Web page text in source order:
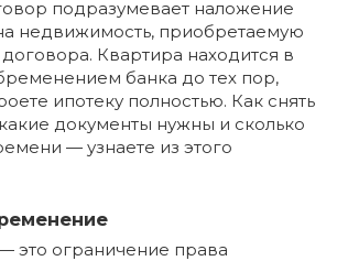
подразумевает наложение
недвижимость, приобретаемую
Квартира находится в
банка до тех пор,
ипотеку полностью. Как снять
документы нужны и сколько
— узнаете из этого
это ограничение права